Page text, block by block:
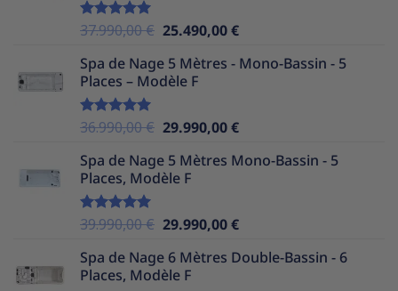
Note5.00
37.990,00€ Le
initial
était :
25.490,00€Le
actuel
Spa de Nage 5 Mètres - Mono-Bassin - 5
Places – Modèle F
Note5.00
36.990,00€ Le
initial
était :
29.990,00€Le
actuel
Spa de Nage 5 Mètres Mono-Bassin - 5
Places, Modèle F
Note5.00
39.990,00€ Le
initial
était :
29.990,00€Le
actuel
Spa de Nage 6 Mètres Double-Bassin - 6
Places, Modèle F